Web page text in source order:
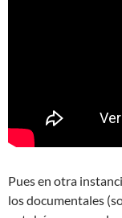
Pues en otra
los documentales